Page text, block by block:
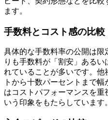
ます。
手数料とコスト感の比較
具体的な手数料率の公開は限
りも手数料が「割安」ある
れていることが多いです。
トから十数パーセントまで
はコストパフォーマンスを重
いう印象をもたらしています。